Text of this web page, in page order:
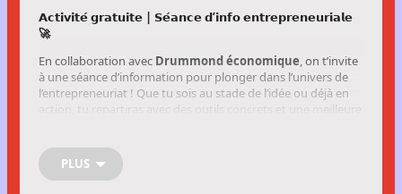
𝗔𝗰𝘁𝗶𝘃𝗶𝘁𝗲́ 𝗴𝗿𝗮𝘁𝘂𝗶𝘁𝗲 | 𝗦𝗲́𝗮𝗻𝗰𝗲 𝗱’𝗶𝗻𝗳𝗼 𝗲𝗻𝘁𝗿𝗲𝗽𝗿𝗲𝗻𝗲𝘂𝗿𝗶𝗮𝗹𝗲
🚀
En collaboration avec Drummond économique, on t’invite
à une séance d’information pour plonger dans l’univers de
l’entrepreneuriat ! Que tu sois au stade de l’idée ou déjà en
action, tu repartiras avec des outils concrets et une meilleure
📅Date :7 octobre
🕐
Heure : 13 h 15
📍Lieu :CJE Drummond – 749 boulevard Mercure
PLUS